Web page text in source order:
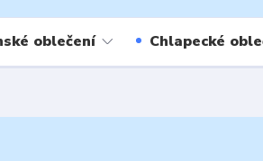
oblečení Chlapecké